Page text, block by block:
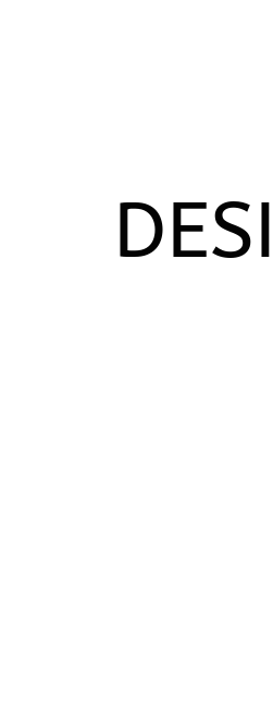
DESI